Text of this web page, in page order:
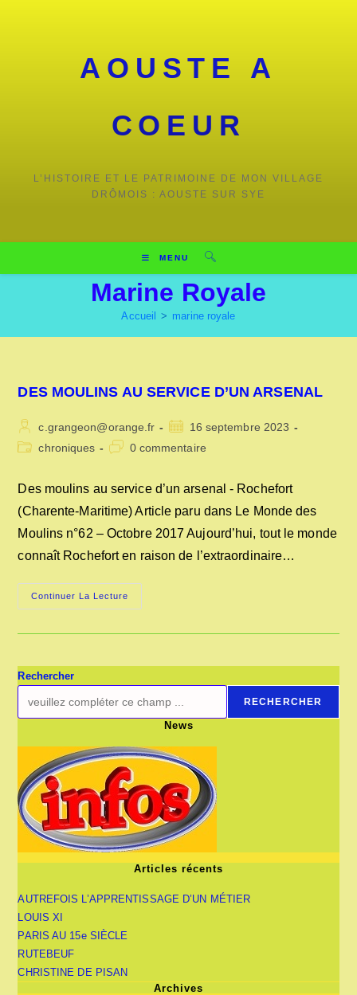
AOUSTE A
COEUR
L’HISTOIRE ET LE PATRIMOINE DE MON VILLAGE
DRÔMOIS : AOUSTE SUR SYE
MENU
Marine Royale
Accueil > marine royale
DES MOULINS AU SERVICE D’UN ARSENAL
Auteur/autrice
de
c.grangeon@orange.fr
Publication
publiée :
16 septembre 2023
Postchroniques
Commentaires
publication :
0 commentaire
Des moulins au service d’un arsenal - Rochefort
(Charente-Maritime) Article paru dans Le Monde des
Moulins n°62 – Octobre 2017 Aujourd’hui, tout le monde
connaît Rochefort en raison de l’extraordinaire…
Continuer La Lecture
MOULINS
Rechercher
RECHERCHER
News
Articles récents
AUTREFOIS L’APPRENTISSAGE D’UN MÉTIER
LOUIS XI
PARIS AU 15e SIÈCLE
RUTEBEUF
CHRISTINE DE PISAN
Archives